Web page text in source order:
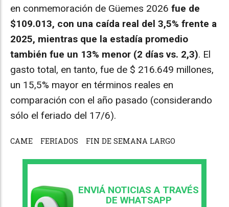
en conmemoración de Güemes 2026 fue de
$109.013, con una caída real del 3,5% frente a
2025, mientras que la estadía promedio
también fue un 13% menor (2 días vs. 2,3). El
gasto total, en tanto, fue de $ 216.649 millones,
un 15,5% mayor en términos reales en
comparación con el año pasado (considerando
sólo el feriado del 17/6).
CAME FERIADOS FIN DE SEMANA LARGO
ENVIÁ NOTICIAS A TRAVÉS
DE WHATSAPP